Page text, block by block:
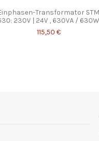
Transformator STM
230V | 24V , 630VA / 630W
115,50 €